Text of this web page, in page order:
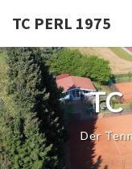
content
TC PERL 1975
TC
Der